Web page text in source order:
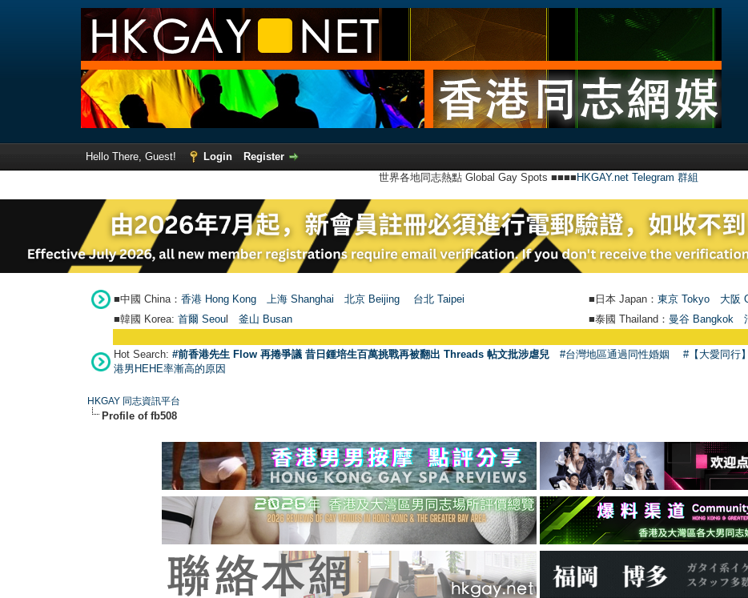
Hello There, Guest! Login
Register
世界各地同志熱點 Global Gay Spots ■■■■ HKGAY.net Telegram 群組
■中國 China： 香港 Hong Kong 上海 Shanghai 北京 Beijing 台北 Taipei ■日本 Japan： 東京 Tokyo 大阪
■韓國 Korea: 首爾 Seou 釜山 Busan ■泰國 Thailand： 曼谷 Bangkok
Hot Search: #前香港先生 Flow 再捲爭議 昔日鍾培生百萬挑戰再被翻出 Threads 帖文批涉虐兒 #台灣地區通過同性婚姻 #【大愛同行
港男HEHE率漸高的原因
HKGAY 同志資訊平台
Profile of fb508